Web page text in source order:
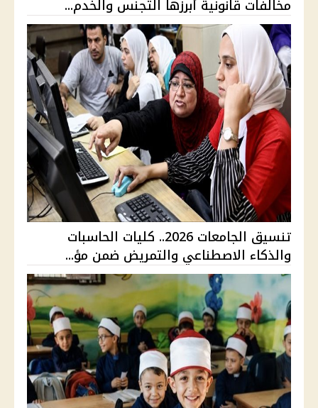
مخالفات قانونية أبرزها التجنس والخدم...
تنسيق الجامعات 2026.. كليات الحاسبات
والذكاء الاصطناعي والتمريض ضمن مؤ...